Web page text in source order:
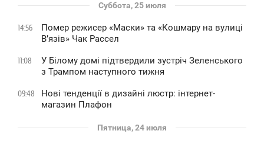
Суббота, 25 июля
14:56
Помер режисер «Маски» та «Кошмару на вулиці
В’язів» Чак Рассел
11:08
У Білому домі підтвердили зустріч Зеленського
з Трампом наступного тижня
09:48
Нові тенденції в дизайні люстр: інтернет-
магазин Плафон
Пятница, 24 июля